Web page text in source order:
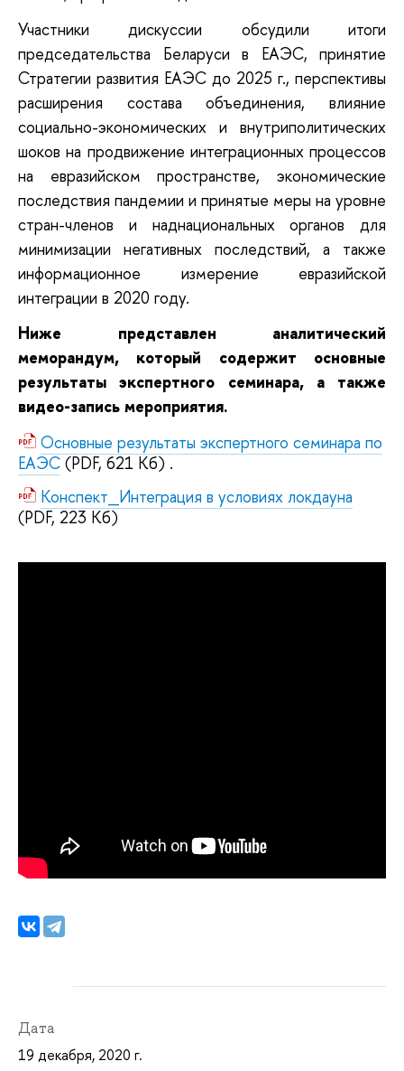
Участники дискуссии обсудили итоги
председательства Беларуси в ЕАЭС, принятие
Стратегии развития ЕАЭС до 2025 г., перспективы
расширения состава объединения, влияние
социально-экономических и внутриполитических
шоков на продвижение интеграционных процессов
на евразийском пространстве, экономические
последствия пандемии и принятые меры на уровне
стран-членов и наднациональных органов для
минимизации негативных последствий, а также
информационное измерение евразийской
интеграции в 2020 году.
Ниже представлен аналитический
меморандум, который содержит основные
результаты экспертного семинара, а также
видео-запись мероприятия.
Основные результаты экспертного семинара по
ЕАЭС (PDF, 621 Кб) .
Конспект_Интеграция в условиях локдауна
(PDF, 223 Кб)
Дата
19 декабря, 2020 г.